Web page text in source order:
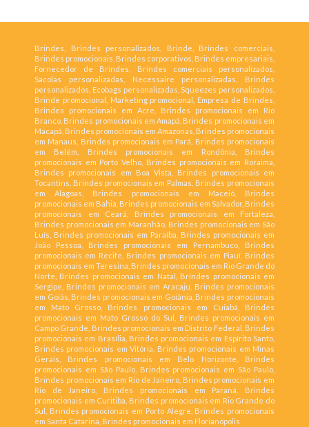
Brindes, Brindes personalizados, Brinde, Brindes comerciais,
Brindes promocionais, Brindes corporativos, Brindes empresariais,
Fornecedor de Brindes, Brindes comerciais personalizados,
Sacolas personalizadas, Necessaire personalizadas, Brindes
personalizados, Ecobags personalizadas, Squeezes personalizados,
Brinde promocional, Marketing promocional, Empresa de Brindes,
Brindes promocionais em Acre, Brindes promocionais em Rio
Branco, Brindes promocionais em Amapá, Brindes promocionais em
Macapá, Brindes promocionais em Amazonas, Brindes promocionais
em Manaus, Brindes promocionais em Pará, Brindes promocionais
em Belém, Brindes promocionais em Rondônia, Brindes
promocionais em Porto Velho, Brindes promocionais em Roraima,
Brindes promocionais em Boa Vista, Brindes promocionais em
Tocantins, Brindes promocionais em Palmas, Brindes promocionais
em Alagoas, Brindes promocionais em Maceió, Brindes
promocionais em Bahia, Brindes promocionais em Salvador, Brindes
promocionais em Ceará, Brindes promocionais em Fortaleza,
Brindes promocionais em Maranhão, Brindes promocionais em São
Luís, Brindes promocionais em Paraíba, Brindes promocionais em
João Pessoa, Brindes promocionais em Pernambuco, Brindes
promocionais em Recife, Brindes promocionais em Piauí, Brindes
promocionais em Teresina, Brindes promocionais em Rio Grande do
Norte, Brindes promocionais em Natal, Brindes promocionais em
Sergipe, Brindes promocionais em Aracaju, Brindes promocionais
em Goiás, Brindes promocionais em Goiânia, Brindes promocionais
em Mato Grosso, Brindes promocionais em Cuiabá, Brindes
promocionais em Mato Grosso do Sul, Brindes promocionais em
Campo Grande, Brindes promocionais em Distrito Federal, Brindes
promocionais em Brasília, Brindes promocionais em Espírito Santo,
Brindes promocionais em Vitória, Brindes promocionais em Minas
Gerais, Brindes promocionais em Belo Horizonte, Brindes
promocionais em São Paulo, Brindes promocionais em São Paulo,
Brindes promocionais em Rio de Janeiro, Brindes promocionais em
Rio de Janeiro, Brindes promocionais em Paraná, Brindes
promocionais em Curitiba, Brindes promocionais em Rio Grande do
Sul, Brindes promocionais em Porto Alegre, Brindes promocionais
em Santa Catarina, Brindes promocionais em Florianópolis